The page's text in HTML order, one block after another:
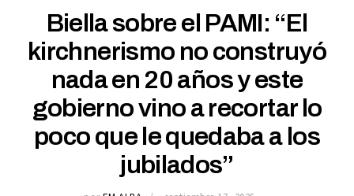
Biella sobre el PAMI: “El
kirchnerismo no construyó
nada en 20 años y este
gobierno vino a recortar lo
poco que le quedaba a los
jubilados”